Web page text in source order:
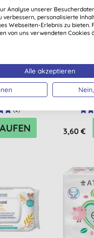
Baby-
- ohne
/
(2)
Naty
3,60 €
Analyse unserer
verbessern, personalisierte
Webseiten-Erlebnis zu bieten.
von uns verwendeten Cookies
Alle akzeptieren